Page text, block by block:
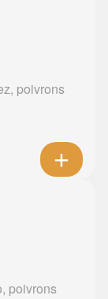
poivrons
poivrons